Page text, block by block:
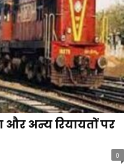
और अन्य रियायतों पर
0